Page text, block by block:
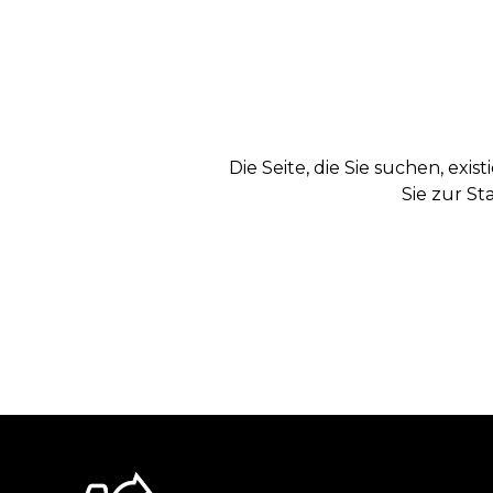
Die Seite, die Sie suchen,
Sie zur